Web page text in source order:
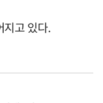
지고 있다.